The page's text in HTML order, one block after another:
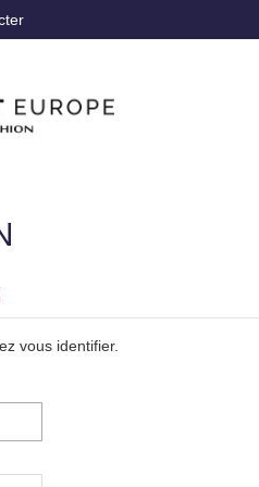
vous identifier.